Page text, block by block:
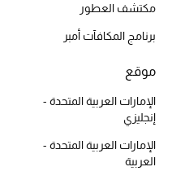
حقائب الأطفال
دليل ملتزمات الحقائب
أبرز الحقائب
مكتشف العطور
برنامج المكافآت أمبر
موقع
الإمارات العربية المتحدة -
إنجليزي
الإمارات العربية المتحدة -
العربية